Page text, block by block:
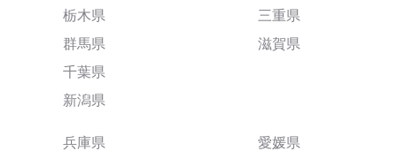
栃木県
群馬県
千葉県
新潟県
三重県
滋賀県
兵庫県
愛媛県